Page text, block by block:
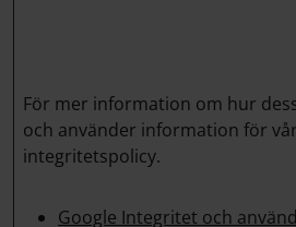
För mer information om hur
och använder information för
integritetspolicy.
Google Integritet och